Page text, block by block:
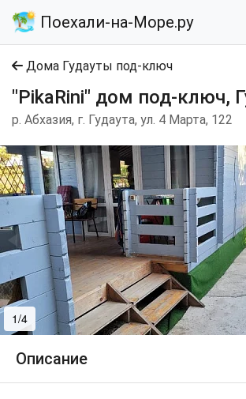
Поехали-на-Море.ру
Дома Гудауты под-ключ
"PikaRini" дом под-ключ,
р. Абхазия, г. Гудаута, ул. 4 Марта, 122
1/4
Описание